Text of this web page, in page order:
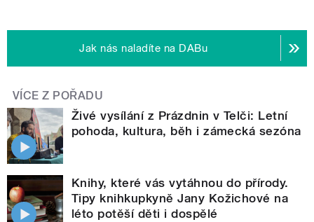
Jak nás naladíte na DABu
VÍCE Z POŘADU
Živé vysílání z Prázdnin v Telči: Letní
pohoda, kultura, běh i zámecká sezóna
Knihy, které vás vytáhnou do přírody.
Tipy knihkupkyně Jany Kožichové na
léto potěší děti i dospělé